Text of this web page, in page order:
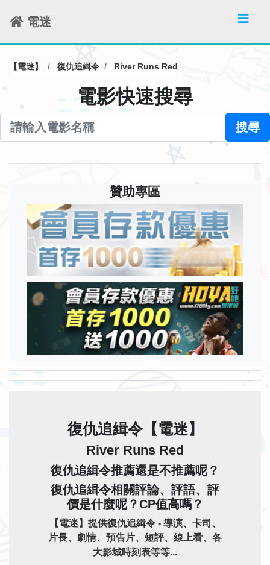
電迷
【電迷】 復仇追緝令 River Runs Red
電影快速搜尋
搜尋
贊助專區
復仇追緝令【電迷】
River Runs Red
復仇追緝令推薦還是不推薦呢？
復仇追緝令相關評論、評語、評
價是什麼呢？CP值高嗎？
【電迷】提供復仇追緝令 - 導演、卡司、
片長、劇情、預告片、短評、線上看、各
大影城時刻表等等...